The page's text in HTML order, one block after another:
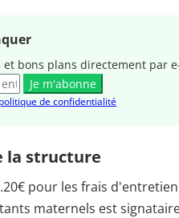
et bons plans directement par
Je m'abonne
de confidentialité
la structure
pour les frais d'entretien
maternels est